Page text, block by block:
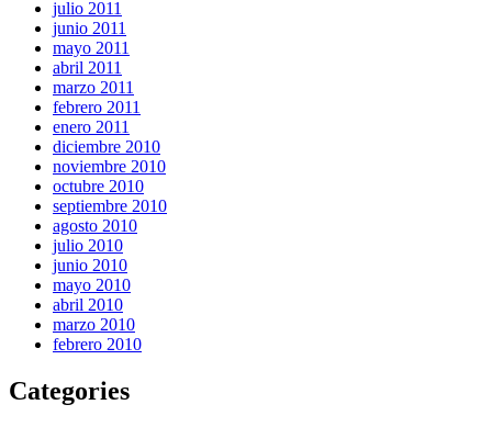
julio 2011
junio 2011
mayo 2011
abril 2011
marzo 2011
febrero 2011
enero 2011
diciembre 2010
noviembre 2010
octubre 2010
septiembre 2010
agosto 2010
julio 2010
junio 2010
mayo 2010
abril 2010
marzo 2010
febrero 2010
Categories